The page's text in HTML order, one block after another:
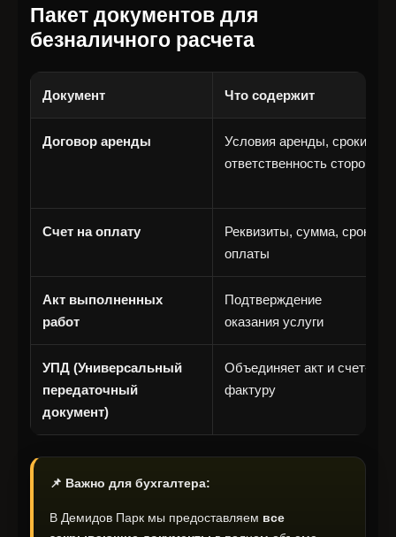
Пакет документов для
безналичного расчета
Документ Что содержит
Договор аренды
Условия аренды, сроки,
ответственность сторон
Счет на оплату
Реквизиты, сумма, срок
оплаты
Акт выполненных
работ
Подтверждение
оказания услуги
УПД (Универсальный
передаточный
документ)
Объединяет акт и счет-
фактуру
📌 Важно для бухгалтера:
В Демидов Парк мы предоставляем все